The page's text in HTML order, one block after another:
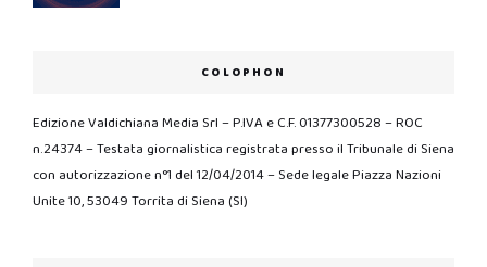
COLOPHON
Edizione Valdichiana Media Srl – P.IVA e C.F. 01377300528 – ROC
n.24374 – Testata giornalistica registrata presso il Tribunale di Siena
con autorizzazione n°1 del 12/04/2014 – Sede legale Piazza Nazioni
Unite 10, 53049 Torrita di Siena (SI)